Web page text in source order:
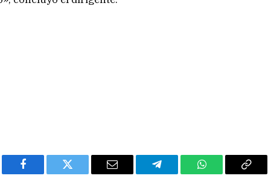
Facebook Twitter Email Telegram WhatsAppCopy